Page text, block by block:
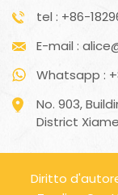
tel : +86-
E-mail :
Whatsapp :
No. 903,
District
Diritto